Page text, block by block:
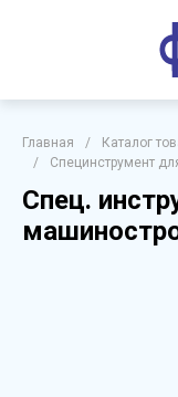
Главная / Каталог
/
Специнструмент
Спец.